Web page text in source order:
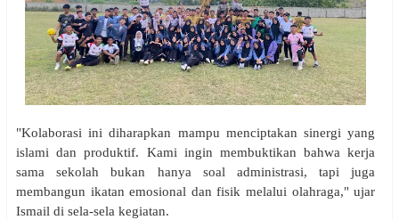
"Kolaborasi ini diharapkan mampu menciptakan sinergi yang
islami dan produktif. Kami ingin membuktikan bahwa kerja
sama sekolah bukan hanya soal administrasi, tapi juga
membangun ikatan emosional dan fisik melalui olahraga," ujar
Ismail di sela-sela kegiatan.